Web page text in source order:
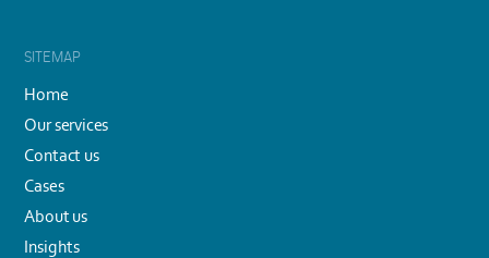
SITEMAP
Home
Our services
Contact us
Cases
About us
Insights